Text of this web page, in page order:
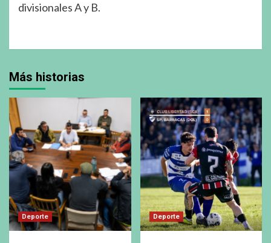
divisionales A y B.
Más historias
Deporte Deporte